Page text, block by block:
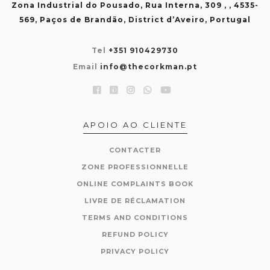
Zona Industrial do Pousado, Rua Interna, 309 , , 4535-
569, Paços de Brandão, District d’Aveiro, Portugal
Tel +351 910429730
Email info@thecorkman.pt
APOIO AO CLIENTE
CONTACTER
ZONE PROFESSIONNELLE
ONLINE COMPLAINTS BOOK
LIVRE DE RÉCLAMATION
TERMS AND CONDITIONS
REFUND POLICY
PRIVACY POLICY